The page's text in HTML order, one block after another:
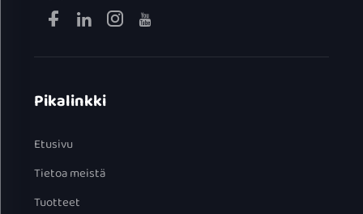
Pikalinkki
Etusivu
Tietoa meistä
Tuotteet